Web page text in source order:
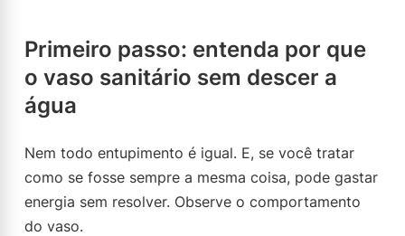
Primeiro passo: entenda por que
o vaso sanitário sem descer a
água
Nem todo entupimento é igual. E, se você tratar
como se fosse sempre a mesma coisa, pode gastar
energia sem resolver. Observe o comportamento
do vaso.